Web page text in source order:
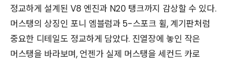
정교하게 설계된 V8 엔진과 N20 탱크까지 감상할 수 있다.
머스탱의 상징인 포니 엠블럼과 5-스포크 휠, 계기판처럼
중요한 디테일도 정교하게 담았다. 진열장에 놓인 작은
머스탱을 바라보며, 언젠가 실제 머스탱을 세컨드 카로